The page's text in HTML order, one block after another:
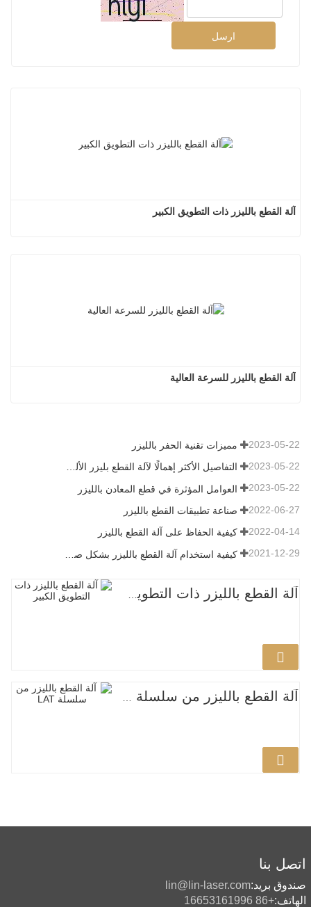
ارسل
آلة القطع بالليزر ذات التطويق الكبير
آلة القطع بالليزر للسرعة العالية
مميزات تقنية الحفر بالليزر 2023-05-22
التفاصيل الأكثر إهمالًا لآلة القطع بليزر الألياف 2023-05-22
العوامل المؤثرة في قطع المعادن بالليزر 2023-05-22
صناعة تطبيقات القطع بالليزر 2022-06-27
كيفية الحفاظ على آلة القطع بالليزر 2022-04-14
2021-12-29
آلة القطع بالليزر ذات التطويق الكبير
اتصل بنا
صندوق بريد:lin@lin-laser.com
الهاتف:+86 16653161996